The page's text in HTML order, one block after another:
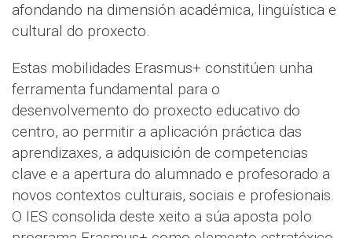
afondando na dimensión académica, lingüística e
cultural do proxecto.
Estas mobilidades Erasmus+ constitúen unha
ferramenta fundamental para o
desenvolvemento do proxecto educativo do
centro, ao permitir a aplicación práctica das
aprendizaxes, a adquisición de competencias
clave e a apertura do alumnado e profesorado a
novos contextos culturais, sociais e profesionais.
O IES consolida deste xeito a súa aposta polo